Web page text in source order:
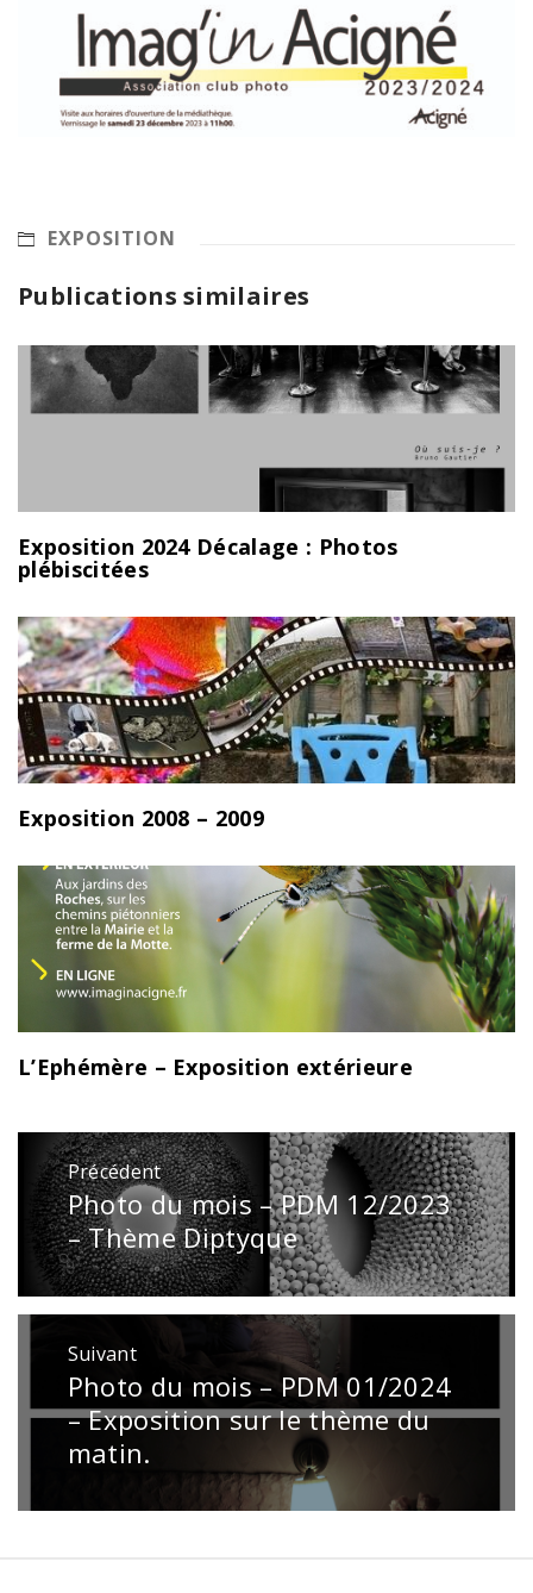
EXPOSITION
Publications similaires
Exposition 2024 Décalage : Photos
plébiscitées
Exposition 2008 – 2009
L’Ephémère – Exposition extérieure
Navigation
de
l’article
Précédent
Publication
précédente
:
Photo du mois – PDM 12/2023
– Thème Diptyque
Suivant
Publication
suivante
Photo du mois – PDM 01/2024
– Exposition sur le thème du
matin.